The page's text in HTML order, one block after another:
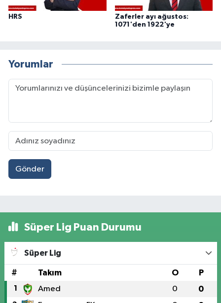
HRS
Zaferler ayı ağustos:
1071'den 1922'ye
Yorumlar
Gönder
Süper Lig Puan Durumu
Süper Lig
# Takım O P
1 Amed 0 0